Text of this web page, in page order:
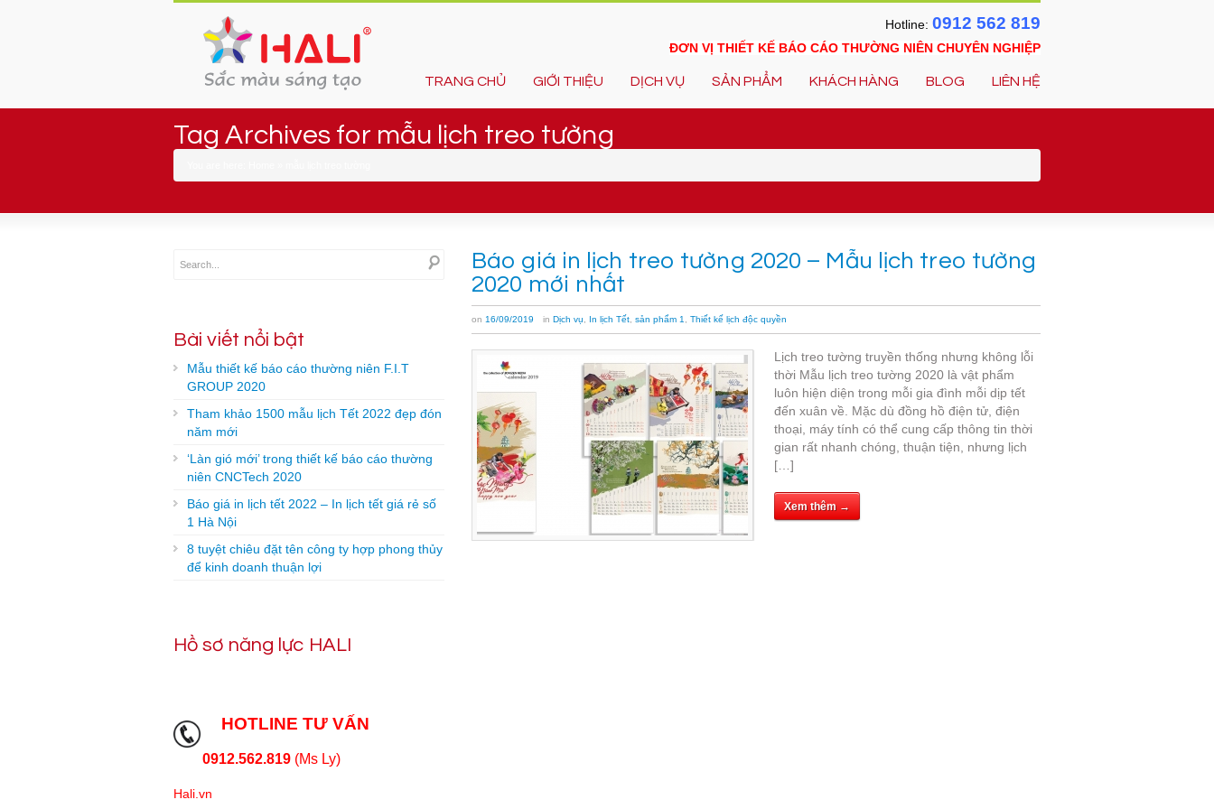
Hotline: 0912 562 819
ĐƠN VỊ THIẾT KẾ BÁO CÁO THƯỜNG NIÊN CHUYÊN NGHIỆP
TRANG CHỦ GIỚI THIỆU DỊCH VỤ SẢN PHẨM KHÁCH HÀNG BLOG LIÊN HỆ
Tag Archives for mẫu lịch treo tường
Báo giá in lịch treo tường 2020 – Mẫu lịch treo tường
2020 mới nhất
on 16/09/2019 in Dịch vụ, In lịch Tết, sản phẩm 1, Thiết kế lịch độc quyền
Lịch treo tường truyền thống nhưng không lỗi
thời Mẫu lịch treo tường 2020 là vật phẩm
luôn hiện diện trong mỗi gia đình mỗi dịp tết
đến xuân về. Mặc dù đồng hồ điện tử, điện
thoại, máy tính có thể cung cấp thông tin thời
gian rất nhanh chóng, thuận tiện, nhưng lịch
[…]
Xem thêm →
Bài viết nổi bật
Mẫu thiết kế báo cáo thường niên F.I.T
GROUP 2020
Tham khảo 1500 mẫu lịch Tết 2022 đẹp đón
năm mới
‘Làn gió mới’ trong thiết kế báo cáo thường
niên CNCTech 2020
Báo giá in lịch tết 2022 – In lịch tết giá rẻ số
1 Hà Nội
8 tuyệt chiêu đặt tên công ty hợp phong thủy
để kinh doanh thuận lợi
Hồ sơ năng lực HALI
HOTLINE TƯ VẤN
0912.562.819 (Ms Ly)
Hali.vn